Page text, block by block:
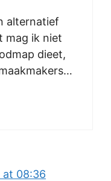
alternatief
mag ik niet
dieet,
at 08:36